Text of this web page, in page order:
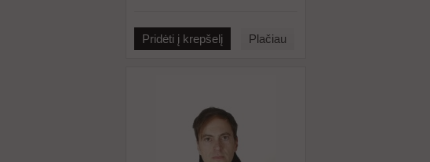
Pridėti į krepšelį Plačiau